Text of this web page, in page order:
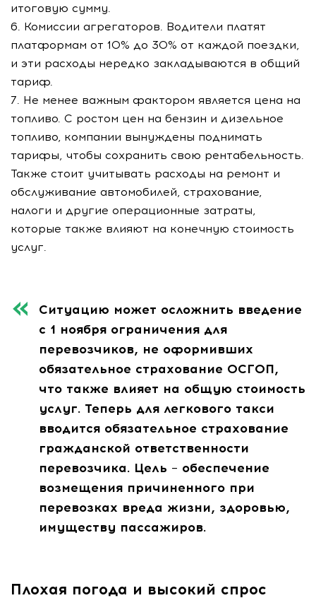
итоговую сумму.
6. Комиссии агрегаторов. Водители платят
платформам от 10% до 30% от каждой поездки,
и эти расходы нередко закладываются в общий
тариф.
7. Не менее важным фактором является цена на
топливо. С ростом цен на бензин и дизельное
топливо, компании вынуждены поднимать
тарифы, чтобы сохранить свою рентабельность.
Также стоит учитывать расходы на ремонт и
обслуживание автомобилей, страхование,
налоги и другие операционные затраты,
которые также влияют на конечную стоимость
услуг.
Ситуацию может осложнить введение
с 1 ноября ограничения для
перевозчиков, не оформивших
обязательное страхование ОСГОП,
что также влияет на общую стоимость
услуг. Теперь для легкового такси
вводится обязательное страхование
гражданской ответственности
перевозчика. Цель – обеспечение
возмещения причиненного при
перевозках вреда жизни, здоровью,
имуществу пассажиров.
Плохая погода и высокий спрос